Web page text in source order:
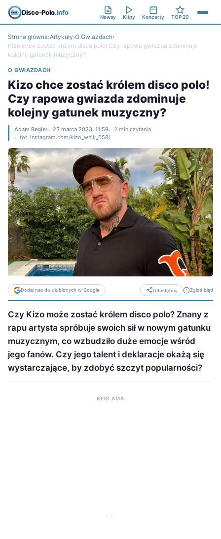
Disco-Polo.info
Newsy Klipy Koncerty TOP 20
Strona główna›Artykuły›O Gwiazdach›
Kizo chce zostać królem disco polo! Czy rapowa gwiazda zdominuje
kolejny gatunek muzyczny?
O GWIAZDACH
Kizo chce zostać królem disco polo!
Czy rapowa gwiazda zdominuje
kolejny gatunek muzyczny?
Adam Begier 23 marca 2023, 11:59
2 min czytania
fot. instagram.com/kizo_wnik_058/
Dodaj nas do ulubionych w Google Udostępnij Zgłoś błąd
Czy Kizo może zostać królem disco polo? Znany z
rapu artysta spróbuje swoich sił w nowym gatunku
muzycznym, co wzbudziło duże emocje wśród
jego fanów. Czy jego talent i deklaracje okażą się
wystarczające, by zdobyć szczyt popularności?
REKLAMA